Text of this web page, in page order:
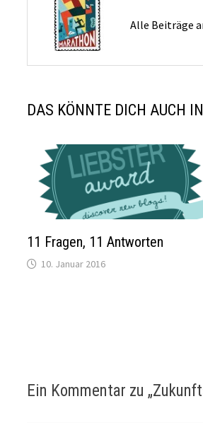
Alle Beiträge
DAS KÖNNTE DICH AUCH
11 Fragen, 11 Antworten
10. Januar 2016
Ein Kommentar zu „